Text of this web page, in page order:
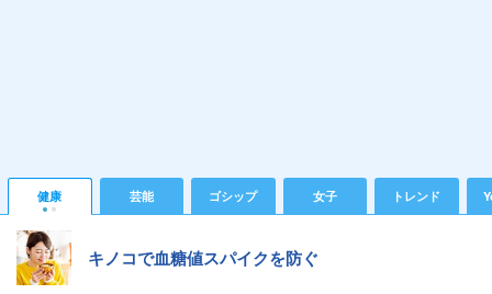
健康 芸能 ゴシップ 女子 トレンド
キノコで血糖値スパイクを防ぐ